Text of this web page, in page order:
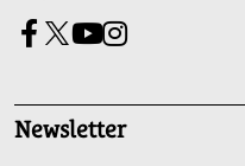
Newsletter